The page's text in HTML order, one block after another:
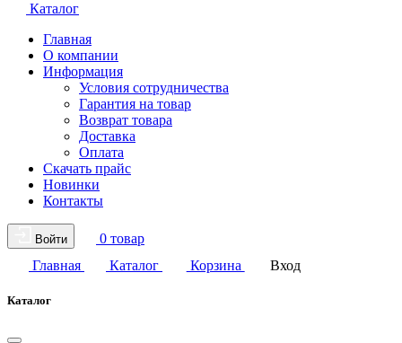
Каталог
Главная
О компании
Информация
Условия сотрудничества
Гарантия на товар
Возврат товара
Доставка
Оплата
Скачать прайс
Новинки
Контакты
Войти
0 товар
Главная
Каталог Корзина Вход
Каталог